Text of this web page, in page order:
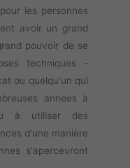
les personnes
avoir un grand
pouvoir de se
techniques -
ou quelqu'un qui
années à
à utiliser des
d'une manière
s'apercevront